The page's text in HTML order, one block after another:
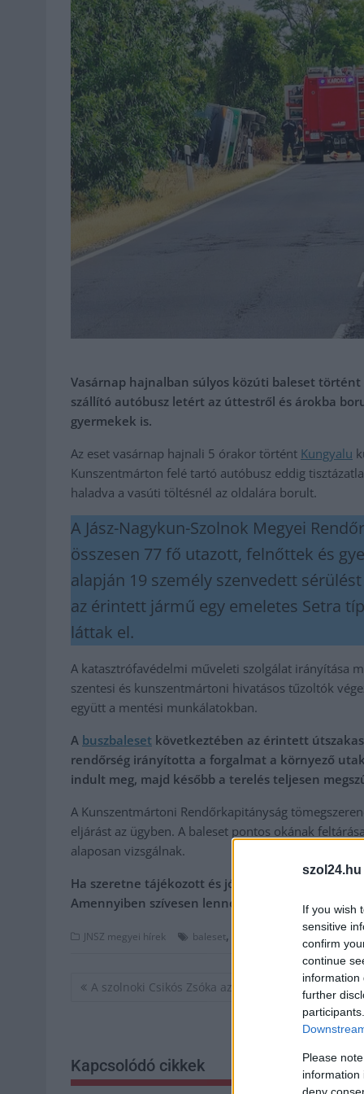
szol24.hu
If you wish
sensitive
confirm
continue
information
further
Please
information
deny
Vasárnap hajnalban súlyos közúti baleset
szállító autóbusz letért az úttestről és árokba
gyermekek is.
Az eset vasárnap hajnali 5 órakor történt Kungyalu
Kunszentmárton felé tartó autóbusz eddig
haladva a vasúti töltésnél az oldalára borult.
A Jász-Nagykun-Szolnok Megyei
összesen 77 fő utazott, felnőttek és
alapján 19 személy szenvedett
az érintett jármű egy emeletes Setra
láttak el.
A katasztrófavédelmi műveleti szolgálat irányítása
szentesi és kunszentmártoni hivatásos tűzoltók
együtt a mentési munkálatokban.
A buszbaleset következtében az érintett
rendőrség irányította a forgalmat a környező
indult meg, majd később a terelés teljesen
A Kunszentmártoni Rendőrkapitányság
eljárást az ügyben. A baleset pontos okának
alaposan vizsgálnak.
Ha szeretne tájékozott és jól értesült lenni, de
Amennyiben szívesen lenne a támogatónk,
JNSZ megyei hírek baleset, kungyalu ,
Bejegyzés
A szolnoki Csikós Zsóka az új magyar
Kapcsolódó cikkek